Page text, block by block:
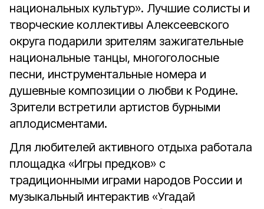
национальных культур». Лучшие солисты и
творческие коллективы Алексеевского
округа подарили зрителям зажигательные
национальные танцы, многоголосные
песни, инструментальные номера и
душевные композиции о любви к Родине.
Зрители встретили артистов бурными
аплодисментами.
Для любителей активного отдыха работала
площадка «Игры предков» с
традиционными играми народов России и
музыкальный интерактив «Угадай